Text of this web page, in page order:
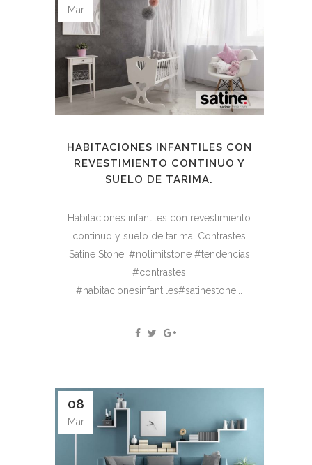
Mar
HABITACIONES INFANTILES CON
REVESTIMIENTO CONTINUO Y
SUELO DE TARIMA.
Habitaciones infantiles con revestimiento
continuo y suelo de tarima. Contrastes
Satine Stone. #nolimitstone #tendencias
#contrastes
#habitacionesinfantiles#satinestone...
08
Mar